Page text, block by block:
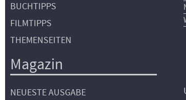
BUCHTIPPS
FILMTIPPS
THEMENSEITEN
Magazin
NEUESTE AUSGABE